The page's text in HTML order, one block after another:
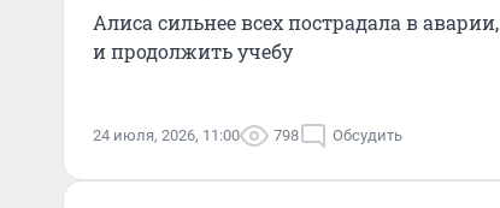
Алиса сильнее всех пострадала в
и продолжить учебу
24 июля, 2026, 11:00 798 Обсудить